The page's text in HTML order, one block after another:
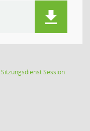
SitzungsdienstSession(Wird in